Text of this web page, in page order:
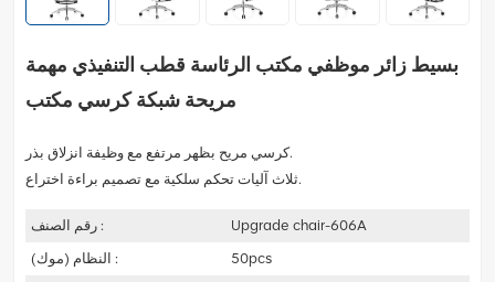
بسيط زائر موظفي مكتب الرئاسة قطب التنفيذي مهمة
مريحة شبكة كرسي مكتب
كرسي مريح بظهر مرتفع مع وظيفة انزلاق بذر.
ثلاث آليات تحكم سلكية مع تصميم براءة اختراع.
رقم الصنف :
Upgrade chair-606A
النظام (موك) :
50pcs